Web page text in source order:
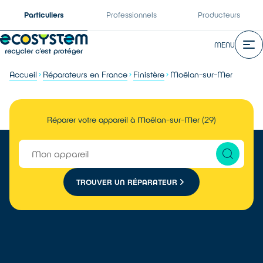
Particuliers Professionnels Producteurs
MENU
Accueil Réparateurs en France Finistère Moëlan-sur-Mer
Réparer votre appareil à Moëlan-sur-Mer (29)
TROUVER UN RÉPARATEUR